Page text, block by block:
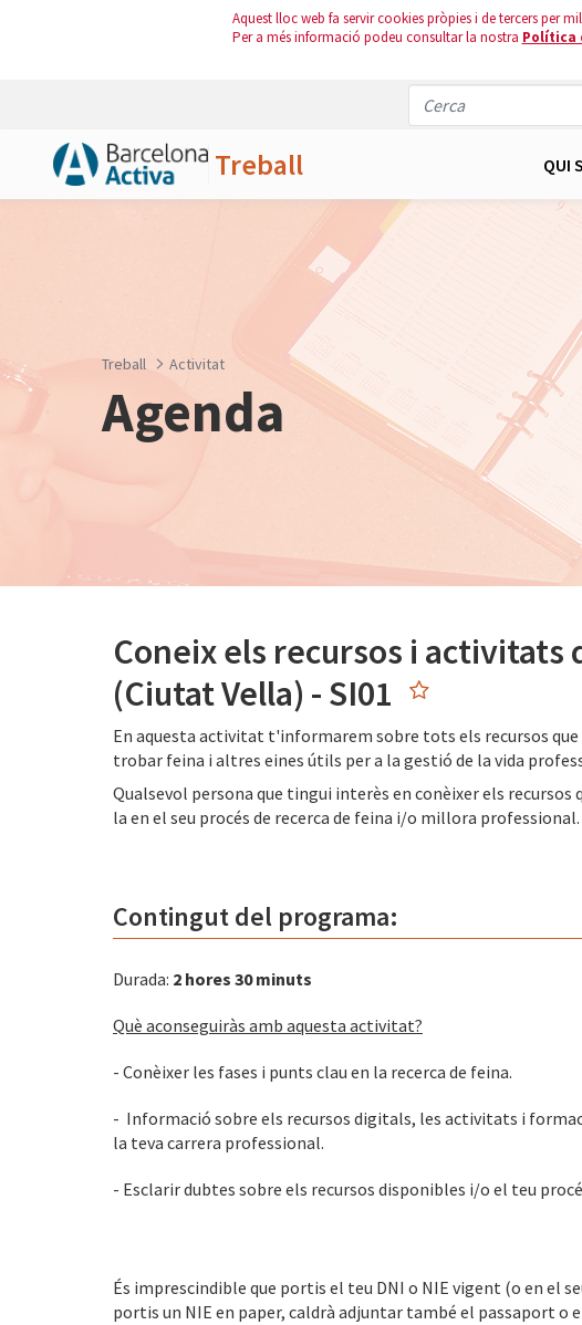
Aquest lloc web fa servir cookies pròpies i de tercers per
Per a més informació podeu consultar la nostra Política
Treball QUI
Treball Activitat
Agenda
Coneix els recursos i activitats
(Ciutat Vella) - SI01
En aquesta activitat t'informarem sobre tots els recursos
trobar feina i altres eines útils per a la gestió de la vida
Qualsevol persona que tingui interès en conèixer els recursos
la en el seu procés de recerca de feina i/o millora professional.
Contingut del programa:
Durada: 2 hores 30 minuts
Què aconseguiràs amb aquesta activitat?
- Conèixer les fases i punts clau en la recerca de feina.
- Informació sobre els recursos digitals, les activitats i
la teva carrera professional.
- Esclarir dubtes sobre els recursos disponibles i/o el teu
És imprescindible que portis el teu DNI o NIE vigent (o en el
portis un NIE en paper, caldrà adjuntar també el passaport